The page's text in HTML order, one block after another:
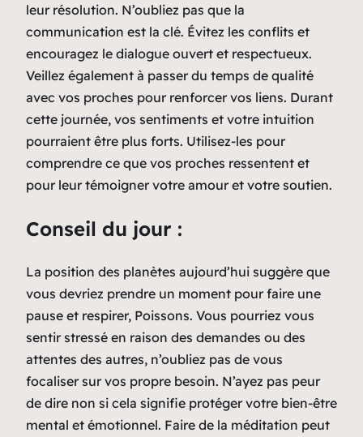
leur résolution. N’oubliez pas que la
communication est la clé. Évitez les conflits et
encouragez le dialogue ouvert et respectueux.
Veillez également à passer du temps de qualité
avec vos proches pour renforcer vos liens. Durant
cette journée, vos sentiments et votre intuition
pourraient être plus forts. Utilisez-les pour
comprendre ce que vos proches ressentent et
pour leur témoigner votre amour et votre soutien.
Conseil du jour :
La position des planètes aujourd’hui suggère que
vous devriez prendre un moment pour faire une
pause et respirer, Poissons. Vous pourriez vous
sentir stressé en raison des demandes ou des
attentes des autres, n’oubliez pas de vous
focaliser sur vos propre besoin. N’ayez pas peur
de dire non si cela signifie protéger votre bien-être
mental et émotionnel. Faire de la méditation peut